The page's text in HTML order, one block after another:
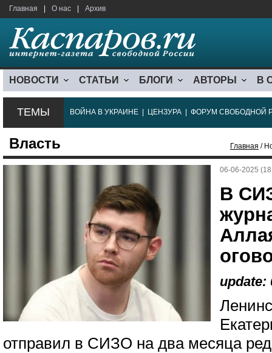
Главная О нас Архив
НОВОСТИ СТАТЬИ БЛОГИ АВТОРЫ В
ТЕМЫ ВОЙНА В УКРАИНЕ ЦЕНЗУРА ФОРУМ СВОБОДНОЙ
Власть Главная /
06-06-2025
В
update:
отправил в СИЗО на два месяца